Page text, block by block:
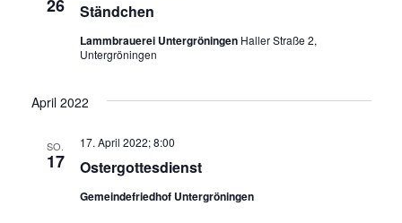
26 Ständchen
Lammbrauerei Untergröningen Haller Straße 2,
Untergröningen
April 2022
SO.
17 Ostergottesdienst
17. April 2022; 8:00
Gemeindefriedhof Untergröningen